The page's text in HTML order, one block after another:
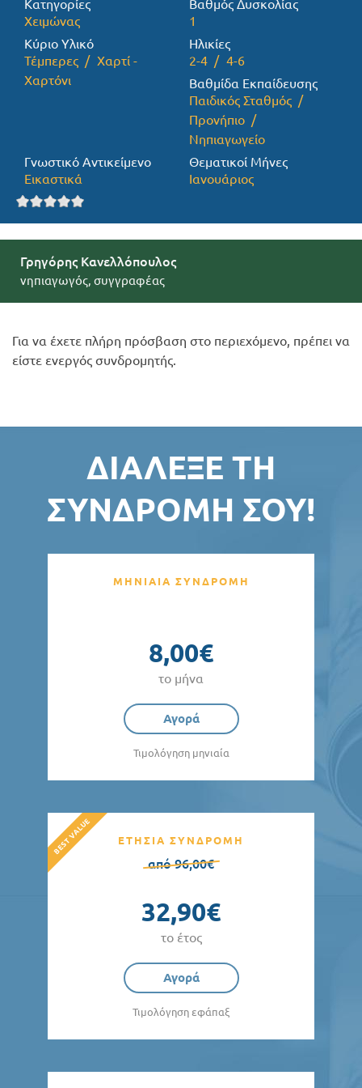
Προσφορές
Κατηγορίες
Χειμώνας
Βαθμός Δυσκολίας
1
Κύριο Υλικό
Τέμπερες
Χαρτί -
Χαρτόνι
Ηλικίες
2-4
4-6
Βαθμίδα Εκπαίδευσης
Παιδικός Σταθμός
Προνήπιο
Νηπιαγωγείο
Γνωστικό Αντικείμενο
Εικαστικά
Θεματικοί Μήνες
Ιανουάριος
Γρηγόρης Κανελλόπουλος
νηπιαγωγός, συγγραφέας
Για να έχετε πλήρη πρόσβαση στο περιεχόμενο, πρέπει να
είστε ενεργός συνδρομητής.
ΔΙΆΛΕΞΕ ΤΗ
ΣΥΝΔΡΟΜΉ ΣΟΥ!
ΜΗΝΙΑΙΑ ΣΥΝΔΡΟΜΗ
8,00€
το μήνα
Αγορά
Τιμολόγηση μηνιαία
ΕΤΗΣΙΑ ΣΥΝΔΡΟΜΗ
από 96,00€
32,90€
το έτος
Αγορά
Τιμολόγηση εφάπαξ